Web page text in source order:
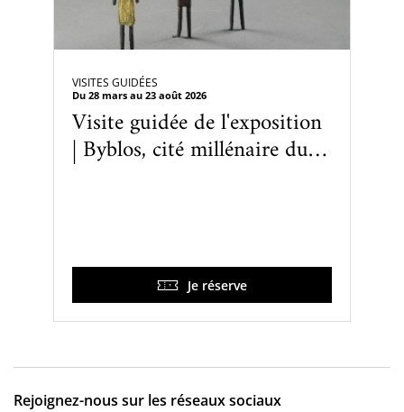
VISITES GUIDÉES
Du 28 mars au 23 août 2026
Visite guidée de l'exposition
| Byblos, cité millénaire du
Liban
Je réserve
Rejoignez-nous sur les réseaux sociaux